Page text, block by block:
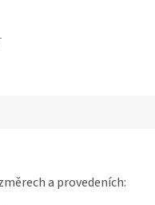
a provedeních: